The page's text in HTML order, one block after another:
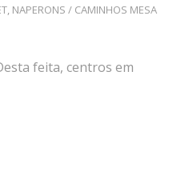
, NAPERONS / CAMINHOS MESA
feita, centros em